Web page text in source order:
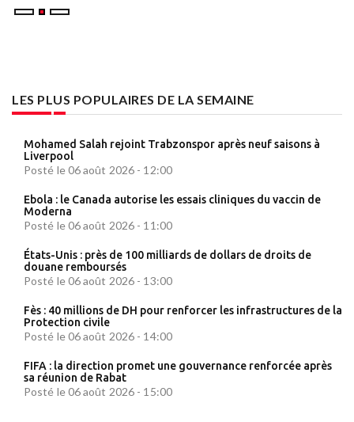
LES PLUS POPULAIRES DE LA SEMAINE
Mohamed Salah rejoint Trabzonspor après neuf saisons à
Liverpool
Posté le 06 août 2026 - 12:00
Ebola : le Canada autorise les essais cliniques du vaccin de
Moderna
Posté le 06 août 2026 - 11:00
États-Unis : près de 100 milliards de dollars de droits de
douane remboursés
Posté le 06 août 2026 - 13:00
Fès : 40 millions de DH pour renforcer les infrastructures de la
Protection civile
Posté le 06 août 2026 - 14:00
FIFA : la direction promet une gouvernance renforcée après
sa réunion de Rabat
Posté le 06 août 2026 - 15:00